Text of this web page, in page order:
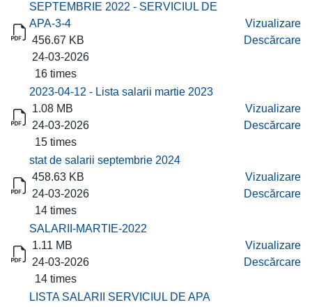
SEPTEMBRIE 2022 - SERVICIUL DE
APA-3-4
456.67 KB
24-03-2026
16 times
Vizualizare
Descărcare
2023-04-12 - Lista salarii martie 2023
1.08 MB
24-03-2026
15 times
Vizualizare
Descărcare
stat de salarii septembrie 2024
458.63 KB
24-03-2026
14 times
Vizualizare
Descărcare
SALARII-MARTIE-2022
1.11 MB
24-03-2026
14 times
Vizualizare
Descărcare
LISTA SALARII SERVICIUL DE APA